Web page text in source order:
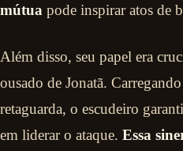
mútua pode inspirar atos de
Além disso, seu papel era
ousado de Jonatã.
retaguarda, o escudeiro
em liderar o ataque. Essa